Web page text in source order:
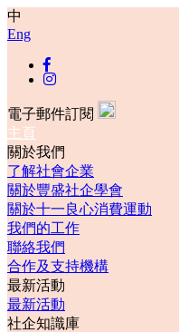
中
Eng
電子郵件訂閱
主頁
關於我們
了解社會企業
關於豐盛社企學會
關於十一良心消費運動
我們的工作
聯絡我們
合作及支持機構
最新活動
最新活動
社企知識庫